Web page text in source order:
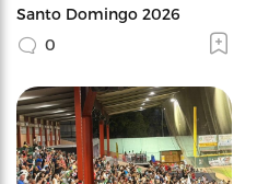
Santo Domingo 2026
0